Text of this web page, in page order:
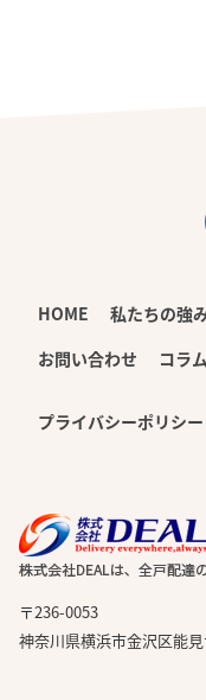
HOME 私たちの強
お問い合わせ
コラム
プライバシーポリシー
〒236-0053
神奈川県横浜市金沢区能